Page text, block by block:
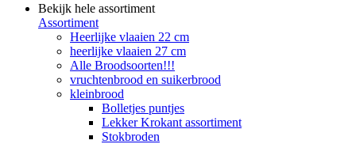
Bekijk hele assortiment
Assortiment
Heerlijke vlaaien 22 cm
heerlijke vlaaien 27 cm
Alle Broodsoorten!!!
vruchtenbrood en suikerbrood
kleinbrood
Bolletjes puntjes
Lekker Krokant assortiment
Stokbroden